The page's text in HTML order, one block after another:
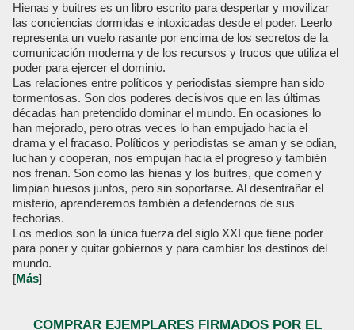
Hienas y buitres es un libro escrito para despertar y movilizar
las conciencias dormidas e intoxicadas desde el poder. Leerlo
representa un vuelo rasante por encima de los secretos de la
comunicación moderna y de los recursos y trucos que utiliza el
poder para ejercer el dominio.
Las relaciones entre políticos y periodistas siempre han sido
tormentosas. Son dos poderes decisivos que en las últimas
décadas han pretendido dominar el mundo. En ocasiones lo
han mejorado, pero otras veces lo han empujado hacia el
drama y el fracaso. Políticos y periodistas se aman y se odian,
luchan y cooperan, nos empujan hacia el progreso y también
nos frenan. Son como las hienas y los buitres, que comen y
limpian huesos juntos, pero sin soportarse. Al desentrañar el
misterio, aprenderemos también a defendernos de sus
fechorías.
Los medios son la única fuerza del siglo XXI que tiene poder
para poner y quitar gobiernos y para cambiar los destinos del
mundo.
[Más]
COMPRAR EJEMPLARES FIRMADOS POR EL